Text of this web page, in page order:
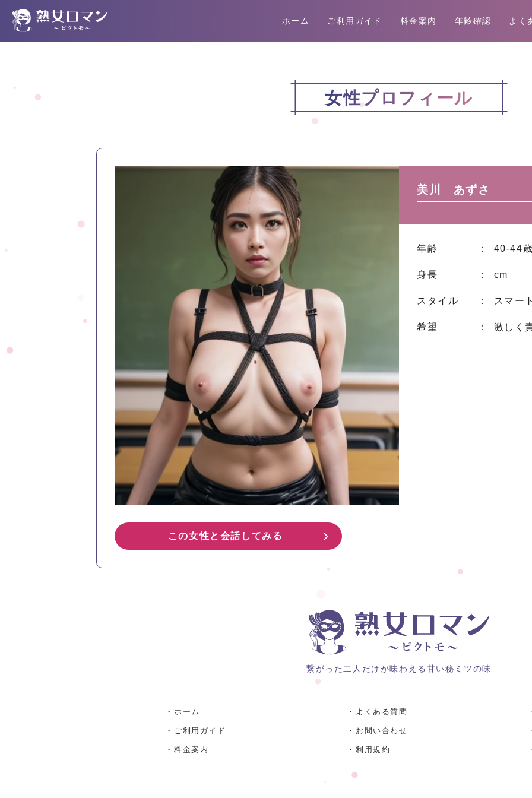
ホーム ご利用ガイド 料金案内 年齢確認 よく
女性プロフィール
美川 あずさ
年齢
身長
スタイル
希望
： 40-44歳
： cm
： スマート
： 激しく
この女性と会話してみる
繋がった二人だけが味わえる甘い秘ミツの味
・ホーム
・ご利用ガイド
・料金案内
・よくある質問
・お問い合わせ
・利用規約